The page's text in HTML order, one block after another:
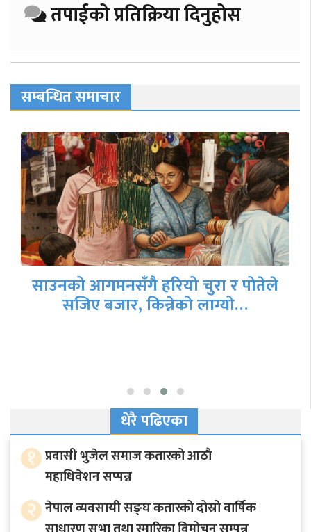
तपाईको प्रतिक्रिया दिनुहोस
सम्बन्धित समाचार
धेरै पढिएका
१ प्रवासी भुजेल समाज कतारको आठाै
महाधिवेशन सप्पन्न
२ नेपाल व्यवसायी सङ्घ कतारको दोस्रो वार्षिक